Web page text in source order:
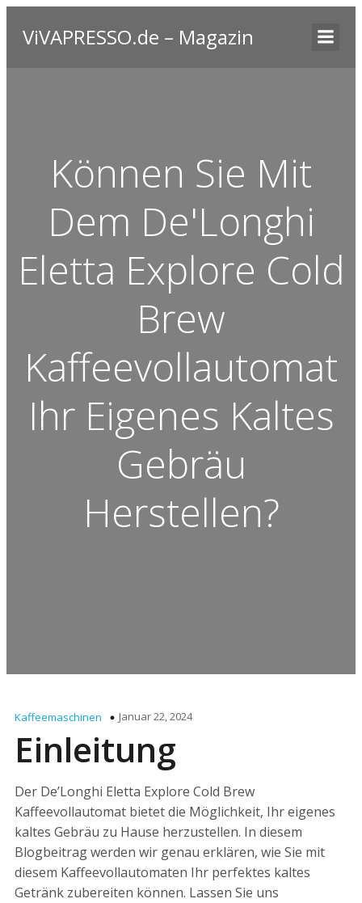
ViVAPRESSO.de – Magazin
Können Sie Mit
Dem De'Longhi
Eletta Explore Cold
Brew
Kaffeevollautomat
Ihr Eigenes Kaltes
Gebräu
Herstellen?
Kaffeemaschinen Januar 22, 2024
Einleitung
Der De’Longhi Eletta Explore Cold Brew
Kaffeevollautomat bietet die Möglichkeit, Ihr eigenes
kaltes Gebräu zu Hause herzustellen. In diesem
Blogbeitrag werden wir genau erklären, wie Sie mit
diesem Kaffeevollautomaten Ihr perfektes kaltes
Getränk zubereiten können. Lassen Sie uns